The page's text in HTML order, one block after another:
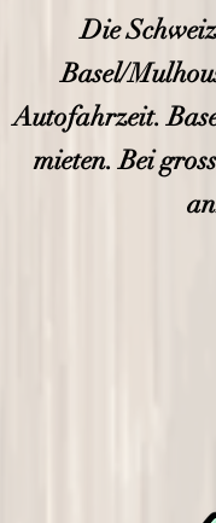
Die
Basel/
Autofahrzeit.
mieten. Bei